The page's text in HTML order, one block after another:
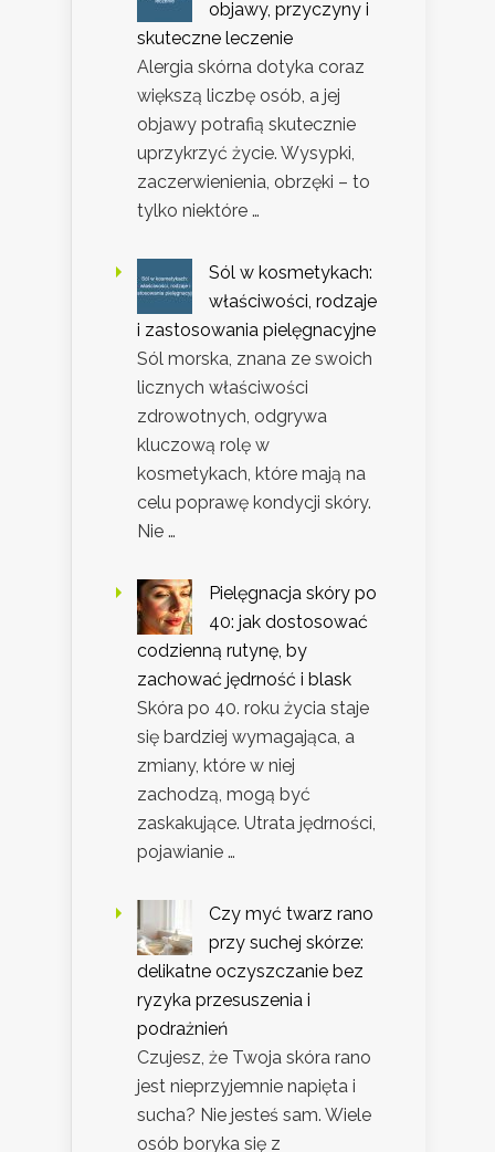
objawy, przyczyny i
skuteczne leczenie
Alergia skórna dotyka coraz
większą liczbę osób, a jej
objawy potrafią skutecznie
uprzykrzyć życie. Wysypki,
zaczerwienienia, obrzęki – to
tylko niektóre …
Sól w kosmetykach:
właściwości, rodzaje
i zastosowania pielęgnacyjne
Sól morska, znana ze swoich
licznych właściwości
zdrowotnych, odgrywa
kluczową rolę w
kosmetykach, które mają na
celu poprawę kondycji skóry.
Nie …
Pielęgnacja skóry po
40: jak dostosować
codzienną rutynę, by
zachować jędrność i blask
Skóra po 40. roku życia staje
się bardziej wymagająca, a
zmiany, które w niej
zachodzą, mogą być
zaskakujące. Utrata jędrności,
pojawianie …
Czy myć twarz rano
przy suchej skórze:
delikatne oczyszczanie bez
ryzyka przesuszenia i
podrażnień
Czujesz, że Twoja skóra rano
jest nieprzyjemnie napięta i
sucha? Nie jesteś sam. Wiele
osób boryka się z